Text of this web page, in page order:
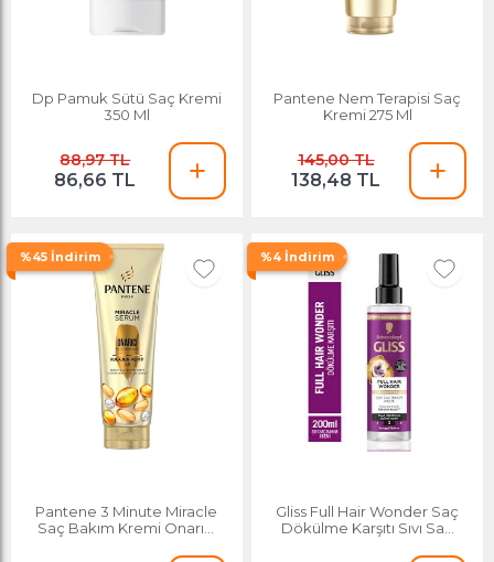
Dp Pamuk Sütü Saç Kremi
350 Ml
88,97 TL
86,66 TL
Pantene Nem Terapisi Saç
Kremi 275 Ml
145,00 TL
138,48 TL
%45 İndirim
Pantene 3 Minute Miracle
Saç Bakım Kremi Onarıcı
%4 İndirim
Gliss Full Hair Wonder Saç
Dökülme Karşıtı Sıvı Saç